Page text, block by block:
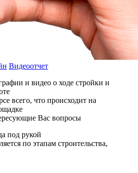
Видеоотчет
и видео о ходе стройки и
всего, что происходит на
Вас вопросы
под рукой
по этапам строительства,